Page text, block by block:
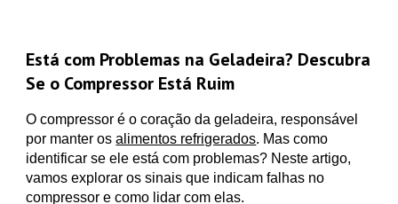
Está com Problemas na Geladeira? Descubra
Se o Compressor Está Ruim
O compressor é o coração da geladeira, responsável
por manter osalimentos refrigerados. Mas como
identificar se ele está com problemas? Neste artigo,
vamos explorar os sinais que indicam falhas no
compressor e como lidar com elas.